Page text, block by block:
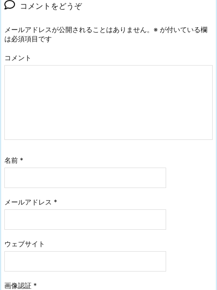
コメントをどうぞ
メールアドレスが公開されることはありません。 ※ が付いている欄
は必須項目です
コメント
名前 *
メールアドレス *
ウェブサイト
画像認証 *